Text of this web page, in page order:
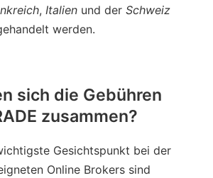
, Italien und der Schweiz
werden.
sich die Gebühren
zusammen?
Gesichtspunkt bei der
Online Brokers sind